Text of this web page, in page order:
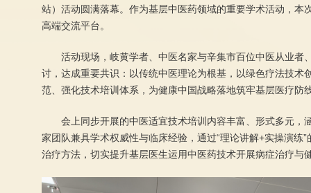
站）活动圆满落幕。作为基层中医药领域的重要学术活动，本
高端交流平台。
活动现场，岐黄学者、中医名家与辛集市百位中医从业者
讨，达成重要共识：以传统中医理论为根基，以绿色疗法技
范、强化技术培训体系，为健康中国战略落地筑牢基层医疗防
会上同步开展的中医适宜技术培训内容丰富、形式多元
家团队兼具学术权威性与临床经验，通过“理论讲解+实操演
治疗方法，切实提升基层医生运用中医药技术开展病症治疗与